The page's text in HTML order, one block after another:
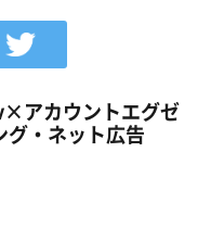
アカウントエグゼ
・ネット広告